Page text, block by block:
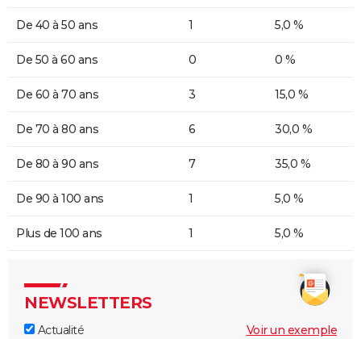
De 40 à 50 ans 1 5,0 %
De 50 à 60 ans 0 0 %
De 60 à 70 ans 3 15,0 %
De 70 à 80 ans 6 30,0 %
De 80 à 90 ans 7 35,0 %
De 90 à 100 ans 1 5,0 %
Plus de 100 ans 1 5,0 %
NEWSLETTERS
Actualité
Voir un exemple